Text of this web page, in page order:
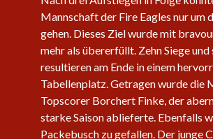
Mannschaft der Fire Eagles nur um
gehen. Dieses Ziel wurde mit
mehr als übererfüllt. Zehn Siege
resultieren am Ende in einem
Tabellenplatz. Getragen wurde die
Topscorer Borchert Finke, der
starke Saison ablieferte. Ebenfalls
Packebusch zu gefallen. Der junge